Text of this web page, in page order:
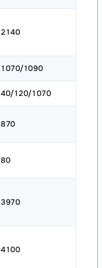
2140
1070/1090
40/120/1070
870
80
3970
4100